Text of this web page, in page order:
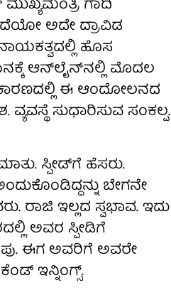
ಗಾದಿ
ಅದೇ ದ್ರಾವಿಡ
ಹೊಸ
ಆನ್‌ಲೈನ್‌ನಲ್ಲಿ ಮೊದಲ
ಈ ಆಂದೋಲನದ
ಸುಧಾರಿಸುವ ಸಂಕಲ್ಪ.
ಸ್ಪೀಡ್‌ಗೆ ಹೆಸರು.
ಬೇಗನೇ
ರಾಜಿ ಇಲ್ಲದ ಸ್ವಭಾವ. ಇದು
ಅವರ ಸ್ಪೀಡಿಗೆ
ಈಗ ಅವರಿಗೆ ಅವರೇ
ಇನ್ನಿಂಗ್ಸ್.